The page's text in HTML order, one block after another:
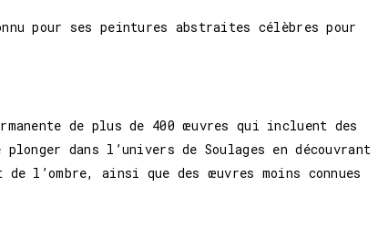
pour ses peintures abstraites célèbres pour
de plus de 400 œuvres qui incluent des
dans l’univers de Soulages en découvrant
l’ombre, ainsi que des œuvres moins connues